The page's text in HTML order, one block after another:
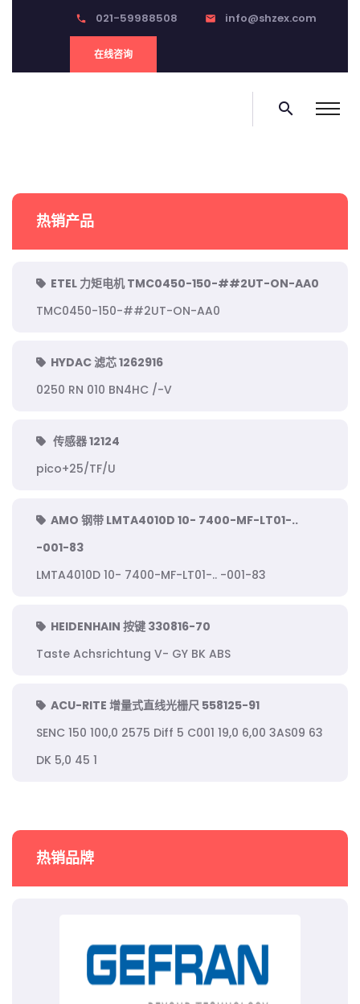
phone 021-59988508 email info@shzex.com
在线咨询
search
热销产品
ETEL 力矩电机 TMC0450-150-##2UT-ON-AA0
TMC0450-150-##2UT-ON-AA0
HYDAC 滤芯 1262916
0250 RN 010 BN4HC /-V
传感器 12124
pico+25/TF/U
AMO 钢带 LMTA4010D 10- 7400-MF-LT01-..
-001-83
LMTA4010D 10- 7400-MF-LT01-.. -001-83
HEIDENHAIN 按键 330816-70
Taste Achsrichtung V- GY BK ABS
ACU-RITE 增量式直线光栅尺 558125-91
SENC 150 100,0 2575 Diff 5 C001 19,0 6,00 3AS09 63
DK 5,0 45 1
热销品牌